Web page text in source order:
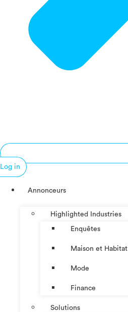
Log in
Annonceurs
Highlighted Industries
Enquêtes
Maison et Habitat
Mode
Finance
Solutions